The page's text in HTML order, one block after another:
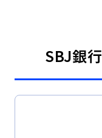
SBJ銀